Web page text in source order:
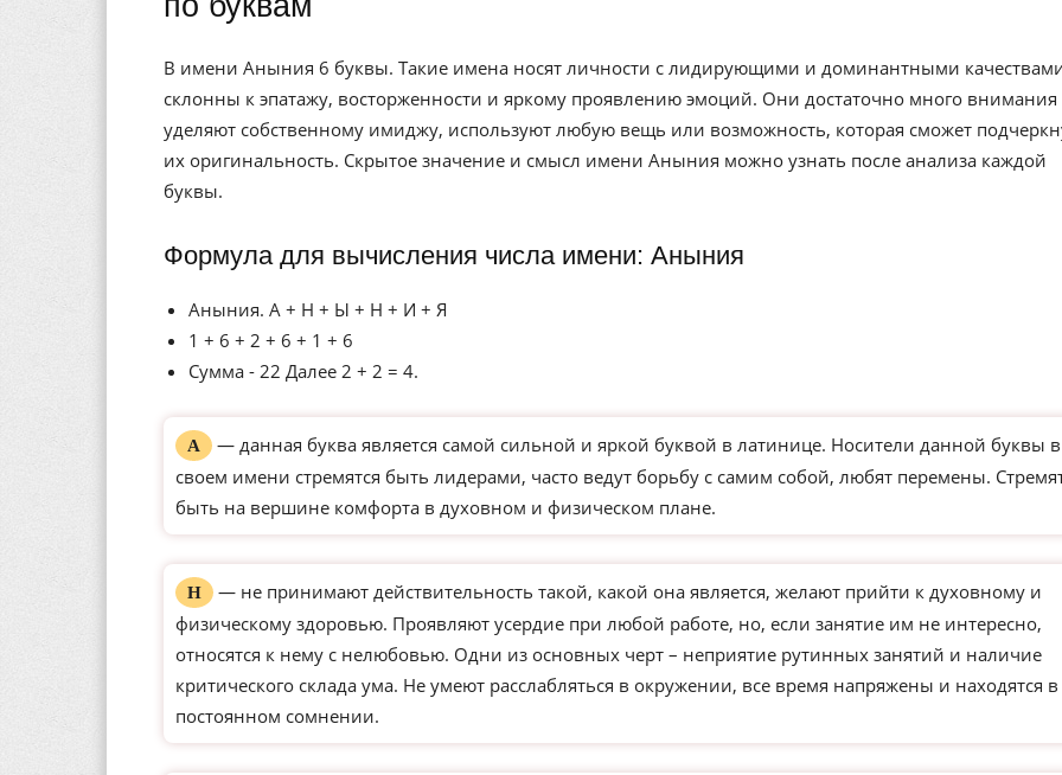
В имени Аныния 6 буквы. Такие имена носят личности с лидирующими и доминантными
склонны к эпатажу, восторженности и яркому проявлению эмоций. Они достаточно много внимания
уделяют собственному имиджу, используют любую вещь или возможность, которая сможет
их оригинальность. Скрытое значение и смысл имени Аныния можно узнать после анализа каждой
буквы.
Формула для вычисления числа имени: Аныния
Аныния. А + Н + Ы + Н + И + Я
1 + 6 + 2 + 6 + 1 + 6
Сумма - 22 Далее 2 + 2 = 4.
А
— данная буква является самой сильной и яркой буквой в латинице. Носители данной буквы в
своем имени стремятся быть лидерами, часто ведут борьбу с самим собой, любят перемены.
быть на вершине комфорта в духовном и физическом плане.
Н
— не принимают действительность такой, какой она является, желают прийти к духовному и
физическому здоровью. Проявляют усердие при любой работе, но, если занятие им не интересно,
относятся к нему с нелюбовью. Одни из основных черт – неприятие рутинных занятий и наличие
критического склада ума. Не умеют расслабляться в окружении, все время напряжены и находятся в
постоянном сомнении.